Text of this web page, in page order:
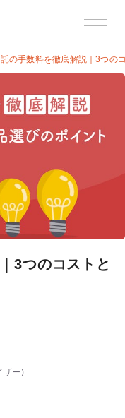
の手数料を徹底解説｜3つの
3つのコストと
ザー)